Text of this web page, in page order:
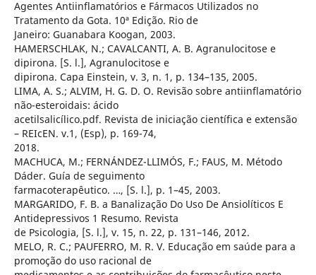
Agentes Antiinflamatórios e Fármacos Utilizados no
Tratamento da Gota. 10ª Edição. Rio de
Janeiro: Guanabara Koogan, 2003.
HAMERSCHLAK, N.; CAVALCANTI, A. B. Agranulocitose e
dipirona. [S. l.], Agranulocitose e
dipirona. Capa Einstein, v. 3, n. 1, p. 134–135, 2005.
LIMA, A. S.; ALVIM, H. G. D. O. Revisão sobre antiinflamatório
não-esteroidais: ácido
acetilsalicílico.pdf. Revista de iniciação científica e extensão
– REIcEN. v.1, (Esp), p. 169-74,
2018.
MACHUCA, M.; FERNÁNDEZ-LLIMÓS, F.; FAUS, M. Método
Dáder. Guía de seguimento
farmacoterapêutico. …, [S. l.], p. 1–45, 2003.
MARGARIDO, F. B. a Banalização Do Uso De Ansiolíticos E
Antidepressivos 1 Resumo. Revista
de Psicologia, [S. l.], v. 15, n. 22, p. 131–146, 2012.
MELO, R. C.; PAUFERRO, M. R. V. Educação em saúde para a
promoção do uso racional de